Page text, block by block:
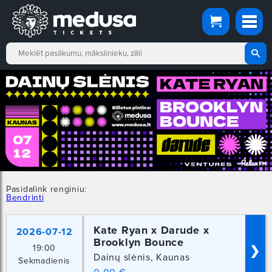
Pasidalink renginiu:
Bendrinti
2026-07-12
19:00
Sekmadienis
Kate Ryan x Darude x
Brooklyn Bounce
Dainų slėnis, Kaunas
❯